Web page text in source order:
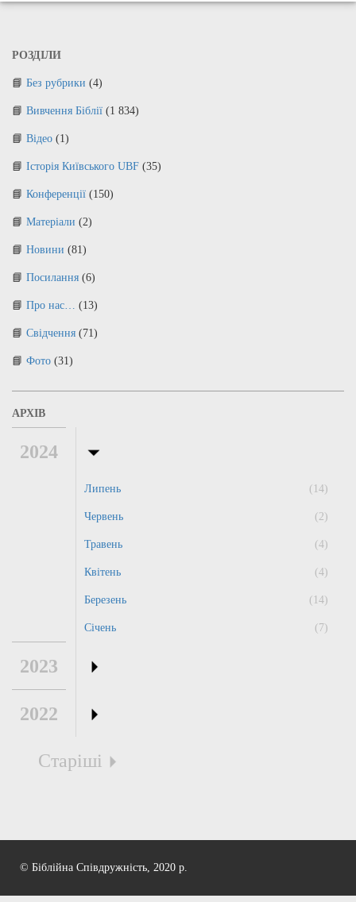
РОЗДІЛИ
Без рубрики (4)
Вивчення Біблії (1 834)
Відео (1)
Історія Київського UBF (35)
Конференції (150)
Матеріали (2)
Новини (81)
Посилання (6)
Про нас… (13)
Свідчення (71)
Фото (31)
АРХІВ
2024
Липень (14)
Червень (2)
Травень (4)
Квітень (4)
Березень (14)
Січень (7)
2023
2022
Старіші
© Біблійна Співдружність, 2020 р.